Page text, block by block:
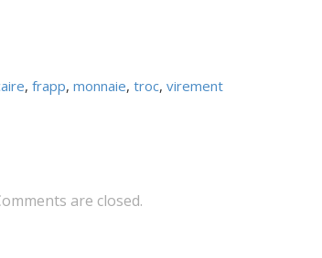
, frapp, monnaie, troc, virement
are closed.